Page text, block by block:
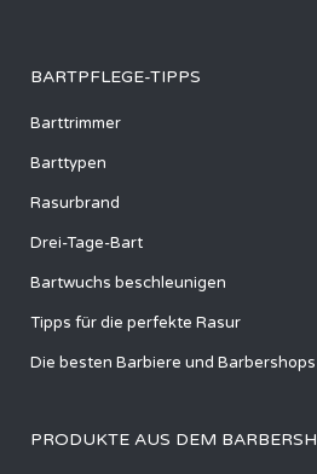
BARTPFLEGE-TIPPS
Barttrimmer
Barttypen
Rasurbrand
Drei-Tage-Bart
Bartwuchs beschleunigen
Tipps für die perfekte Rasur
Die besten Barbiere und
PRODUKTE AUS DEM